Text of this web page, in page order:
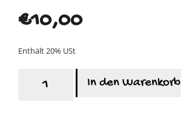
€10,00
Enthält 20% USt
In den Warenkorb